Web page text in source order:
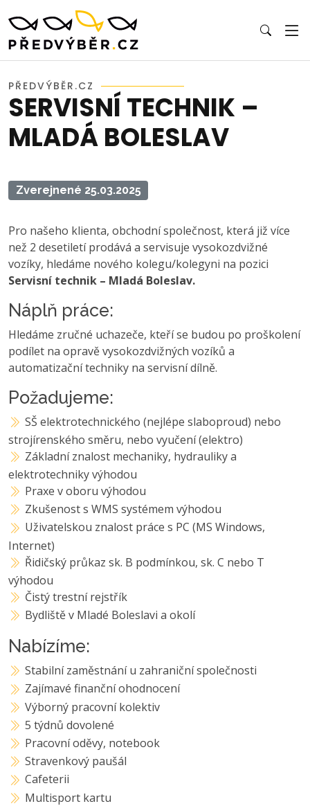
PŘEDVÝBĚR.CZ
SERVISNÍ TECHNIK –
MLADÁ BOLESLAV
Zverejnené 25.03.2025
Pro našeho klienta, obchodní společnost, která již více
než 2 desetiletí prodává a servisuje vysokozdvižné
vozíky, hledáme nového kolegu/kolegyni na pozici
Servisní technik – Mladá Boleslav.
Náplň práce:
Hledáme zručné uchazeče, kteří se budou po proškolení
podílet na opravě vysokozdvižných vozíků a
automatizační techniky na servisní dílně.
Požadujeme:
SŠ elektrotechnického (nejlépe slaboproud) nebo
strojírenského směru, nebo vyučení (elektro)
Základní znalost mechaniky, hydrauliky a
elektrotechniky výhodou
Praxe v oboru výhodou
Zkušenost s WMS systémem výhodou
Uživatelskou znalost práce s PC (MS Windows,
Internet)
Řidičský průkaz sk. B podmínkou, sk. C nebo T
výhodou
Čistý trestní rejstřík
Bydliště v Mladé Boleslavi a okolí
Nabízíme:
Stabilní zaměstnání u zahraniční společnosti
Zajímavé finanční ohodnocení
Výborný pracovní kolektiv
5 týdnů dovolené
Pracovní oděvy, notebook
Stravenkový paušál
Cafeterii
Multisport kartu